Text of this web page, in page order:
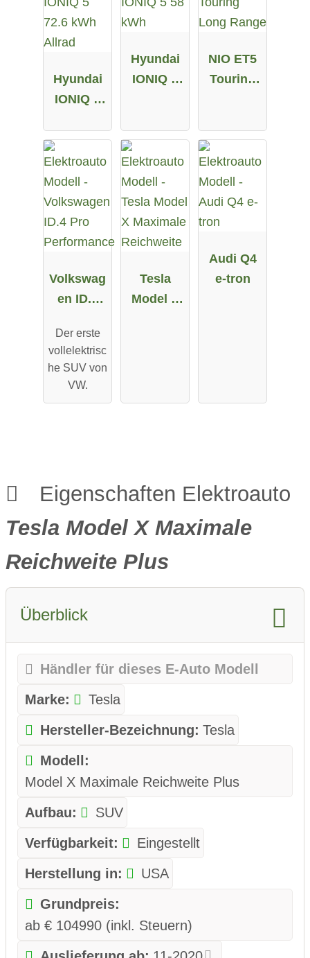
Hyundai
IONIQ 5
Allrad
Hyundai
IONIQ 5
NIO ET5
Touring
Volkswag
en ID.4
Performa
nce
Der erste
vollelektrisc
he SUV von
VW.
Tesla
Model X
Audi Q4
e-tron
Eigenschaften Elektroauto
Tesla Model X Maximale
Reichweite Plus
Überblick
Händler für dieses E-Auto Modell
Marke:
Tesla
Hersteller-Bezeichnung: Tesla
Modell:
Model X Maximale Reichweite Plus
Aufbau:
SUV
Verfügbarkeit:
Eingestellt
Herstellung in:
USA
Grundpreis:
ab € 104990 (inkl. Steuern)